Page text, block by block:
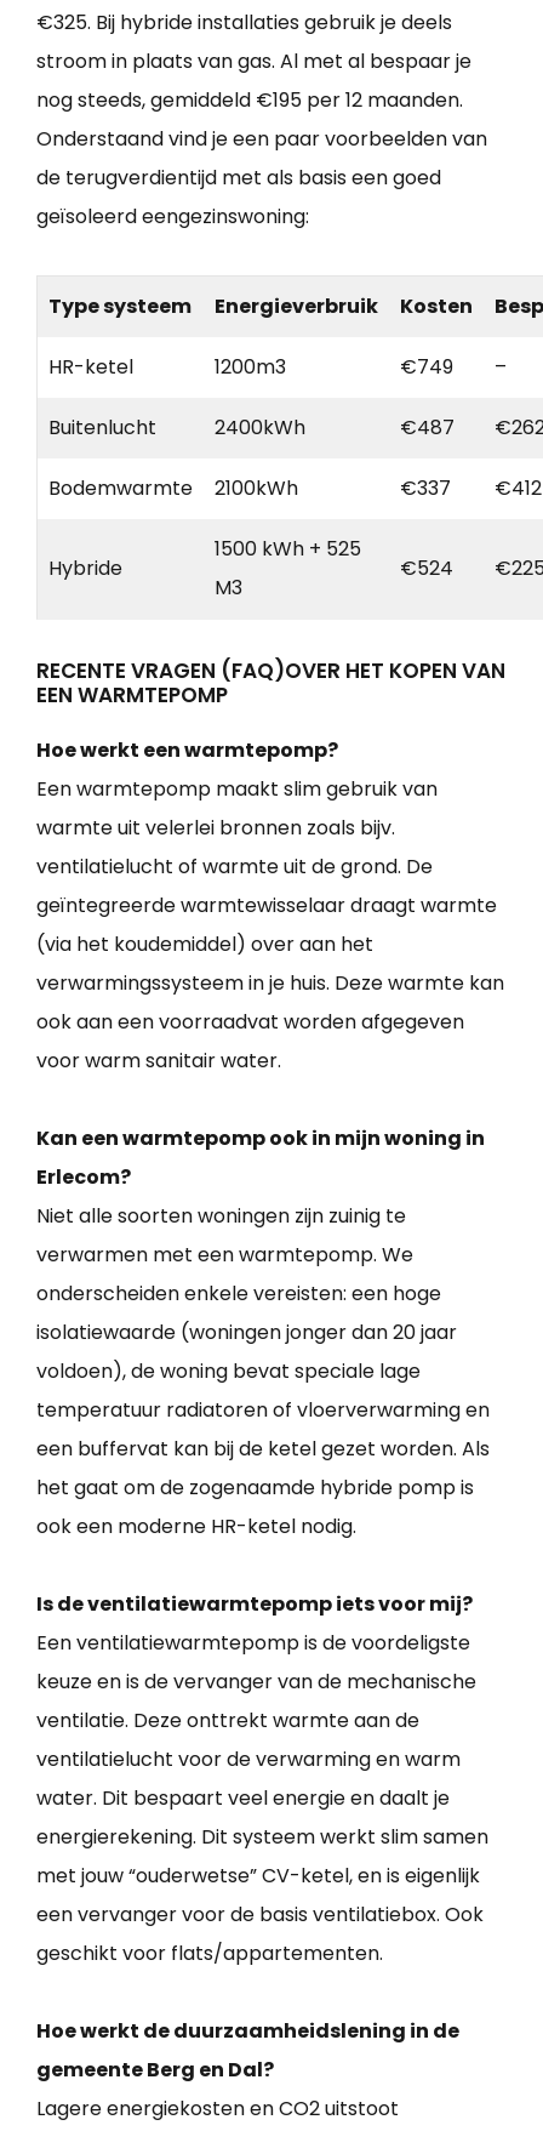
€325. Bij hybride installaties gebruik je deels
stroom in plaats van gas. Al met al bespaar je
nog steeds, gemiddeld €195 per 12 maanden.
Onderstaand vind je een paar voorbeelden van
de terugverdientijd met als basis een goed
geïsoleerd eengezinswoning:
Type systeem Energieverbruik Kosten
HR-ketel 1200m3 €749 –
Buitenlucht 2400kWh €487
Bodemwarmte 2100kWh €337 €412
Hybride
1500 kWh + 525
M3
€524
RECENTE VRAGEN (FAQ)OVER HET KOPEN VAN
EEN WARMTEPOMP
Hoe werkt een warmtepomp?
Een warmtepomp maakt slim gebruik van
warmte uit velerlei bronnen zoals bijv.
ventilatielucht of warmte uit de grond. De
geïntegreerde warmtewisselaar draagt warmte
(via het koudemiddel) over aan het
verwarmingssysteem in je huis. Deze warmte kan
ook aan een voorraadvat worden afgegeven
voor warm sanitair water.
Kan een warmtepomp ook in mijn woning in
Erlecom?
Niet alle soorten woningen zijn zuinig te
verwarmen met een warmtepomp. We
onderscheiden enkele vereisten: een hoge
isolatiewaarde (woningen jonger dan 20 jaar
voldoen), de woning bevat speciale lage
temperatuur radiatoren of vloerverwarming en
een buffervat kan bij de ketel gezet worden. Als
het gaat om de zogenaamde hybride pomp is
ook een moderne HR-ketel nodig.
Is de ventilatiewarmtepomp iets voor mij?
Een ventilatiewarmtepomp is de voordeligste
keuze en is de vervanger van de mechanische
ventilatie. Deze onttrekt warmte aan de
ventilatielucht voor de verwarming en warm
water. Dit bespaart veel energie en daalt je
energierekening. Dit systeem werkt slim samen
met jouw “ouderwetse” CV-ketel, en is eigenlijk
een vervanger voor de basis ventilatiebox. Ook
geschikt voor flats/appartementen.
Hoe werkt de duurzaamheidslening in de
gemeente Berg en Dal?
Lagere energiekosten en CO2 uitstoot